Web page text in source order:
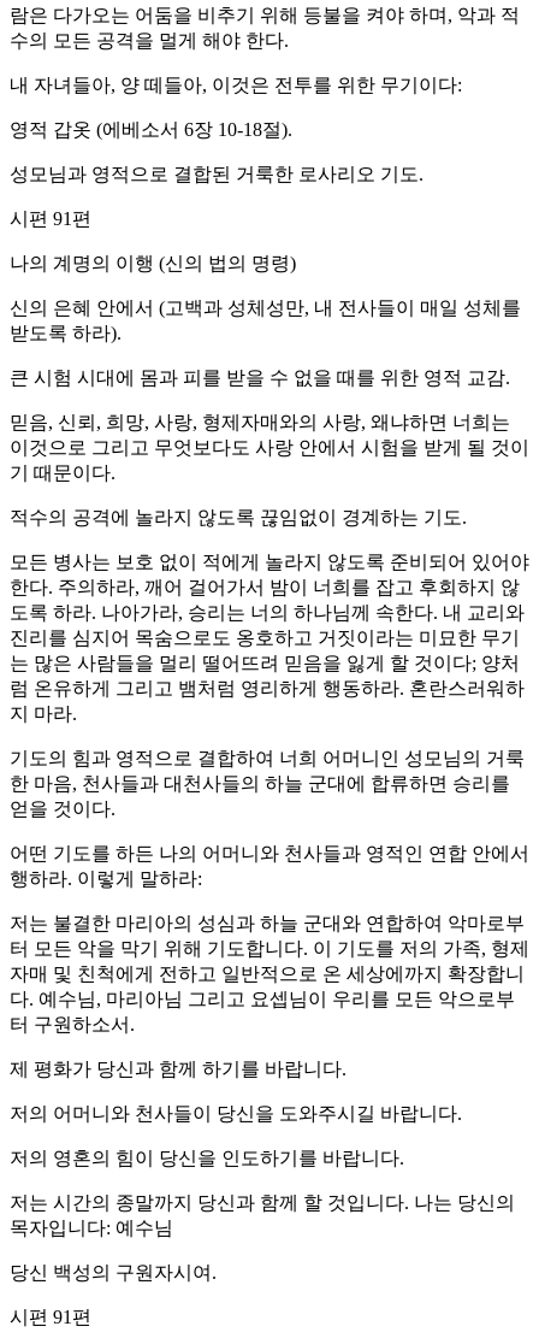
람은 다가오는 어둠을 비추기 위해 등불을 켜야 하며, 악과 적
수의 모든 공격을 멀게 해야 한다.
내 자녀들아, 양 떼들아, 이것은 전투를 위한 무기이다:
영적 갑옷 (에베소서 6장 10-18절).
성모님과 영적으로 결합된 거룩한 로사리오 기도.
시편 91편
나의 계명의 이행 (신의 법의 명령)
신의 은혜 안에서 (고백과 성체성만, 내 전사들이 매일 성체를
받도록 하라).
큰 시험 시대에 몸과 피를 받을 수 없을 때를 위한 영적 교감.
믿음, 신뢰, 희망, 사랑, 형제자매와의 사랑, 왜냐하면 너희는
이것으로 그리고 무엇보다도 사랑 안에서 시험을 받게 될 것이
기 때문이다.
적수의 공격에 놀라지 않도록 끊임없이 경계하는 기도.
모든 병사는 보호 없이 적에게 놀라지 않도록 준비되어 있어야
한다. 주의하라, 깨어 걸어가서 밤이 너희를 잡고 후회하지 않
도록 하라. 나아가라, 승리는 너의 하나님께 속한다. 내 교리와
진리를 심지어 목숨으로도 옹호하고 거짓이라는 미묘한 무기
는 많은 사람들을 멀리 떨어뜨려 믿음을 잃게 할 것이다; 양처
럼 온유하게 그리고 뱀처럼 영리하게 행동하라. 혼란스러워하
지 마라.
기도의 힘과 영적으로 결합하여 너희 어머니인 성모님의 거룩
한 마음, 천사들과 대천사들의 하늘 군대에 합류하면 승리를
얻을 것이다.
어떤 기도를 하든 나의 어머니와 천사들과 영적인 연합 안에서
행하라. 이렇게 말하라:
저는 불결한 마리아의 성심과 하늘 군대와 연합하여 악마로부
터 모든 악을 막기 위해 기도합니다. 이 기도를 저의 가족, 형제
자매 및 친척에게 전하고 일반적으로 온 세상에까지 확장합니
다. 예수님, 마리아님 그리고 요셉님이 우리를 모든 악으로부
터 구원하소서.
제 평화가 당신과 함께 하기를 바랍니다.
저의 어머니와 천사들이 당신을 도와주시길 바랍니다.
저의 영혼의 힘이 당신을 인도하기를 바랍니다.
저는 시간의 종말까지 당신과 함께 할 것입니다. 나는 당신의
목자입니다: 예수님
당신 백성의 구원자시여.
시편 91편